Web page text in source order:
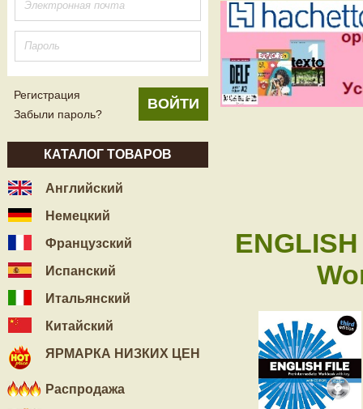
Регистрация
Забыли пароль?
КАТАЛОГ ТОВАРОВ
Английский
Немецкий
Французский
Испанский
Итальянский
Китайский
ЯРМАРКА НИЗКИХ ЦЕН
Распродажа